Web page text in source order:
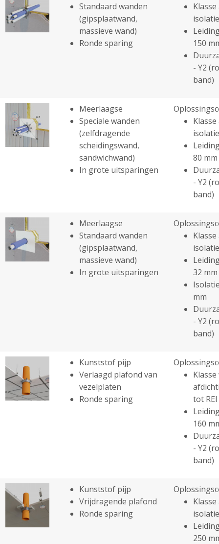
Standaard wanden
(gipsplaatwand,
massieve wand)
Ronde sparing
150
- Y2
band)
Meerlaagse
Speciale wanden
(zelfdragende
scheidingswand,
sandwichwand)
In grote uitsparingen
80 mm
- Y2
band)
Meerlaagse
Standaard wanden
(gipsplaatwand,
massieve wand)
In grote uitsparingen
32 mm
mm
- Y2
band)
Kunststof pijp
Verlaagd plafond van
vezelplaten
Ronde sparing
tot
160
- Y2
band)
Kunststof pijp
Vrijdragende plafond
Ronde sparing
250